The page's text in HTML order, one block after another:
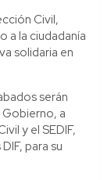
Civil,
a la ciudadanía
solidaria en
serán
a
y el SEDIF,
para su